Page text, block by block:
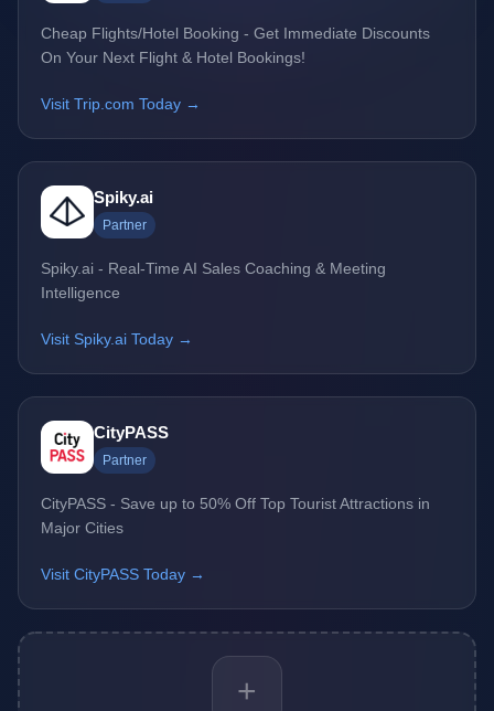
Cheap Flights/Hotel Booking - Get Immediate Discounts
On Your Next Flight & Hotel Bookings!
Visit Trip.com Today →
Spiky.ai
Partner
Spiky.ai - Real-Time AI Sales Coaching & Meeting
Intelligence
Visit Spiky.ai Today →
CityPASS
Partner
CityPASS - Save up to 50% Off Top Tourist Attractions in
Major Cities
Visit CityPASS Today →
+